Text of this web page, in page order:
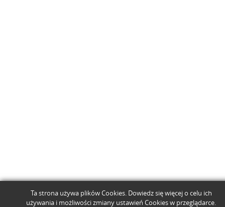
Ta strona używa plików Cookies. Dowiedz się więcej o celu ich
używania i możliwości zmiany ustawień Cookies w przeglądarce.